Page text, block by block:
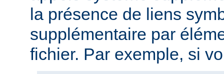
la présence de liens
supplémentaire par
fichier. Par exemple, si